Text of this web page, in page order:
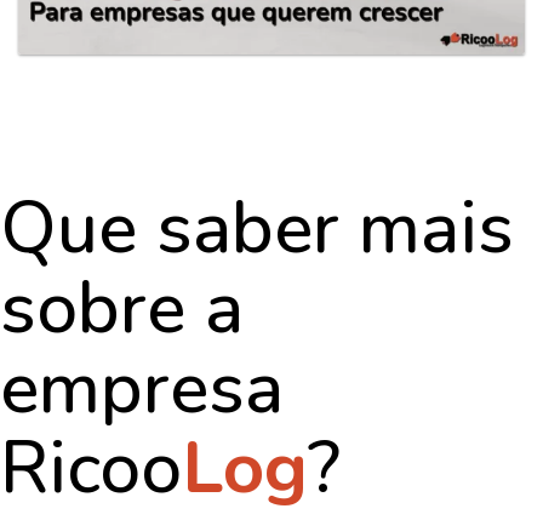
Que saber mais
sobre a
empresa
RicooLog?